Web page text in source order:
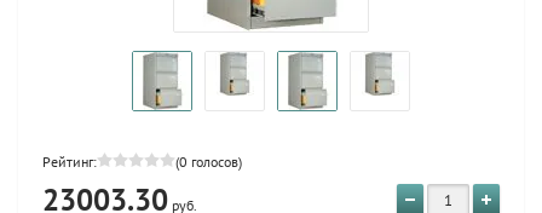
Рейтинг: (0 голосов)
23003.30 руб.